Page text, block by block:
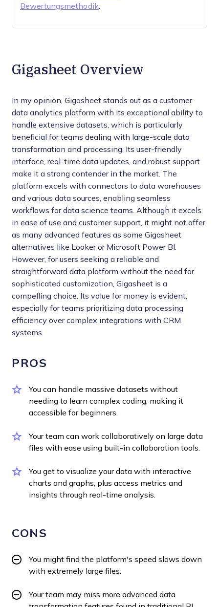
Bewertungsmethodik
Gigasheet Overview
In my opinion, Gigasheet stands out as a customer
data analytics platform with its exceptional ability to
handle extensive datasets, which is particularly
beneficial for teams dealing with large-scale data
transformation and processing. Its user-friendly
interface, real-time data updates, and robust support
make it a strong contender in the market. The
platform excels with connectors to data warehouses
and various data sources, enabling seamless
workflows for data science teams. Although it excels
in ease of use and customer support, it might not offer
as many advanced features as some Gigasheet
alternatives like Looker or Microsoft Power BI.
However, for users seeking a reliable and
straightforward data platform without the need for
sophisticated customization, Gigasheet is a
compelling choice. Its value for money is evident,
especially for teams prioritizing data processing
efficiency over complex integrations with CRM
systems.
PROS
You can handle massive datasets without
needing to learn complex coding, making it
accessible for beginners.
Your team can work collaboratively on large data
files with ease using built-in collaboration tools.
You get to visualize your data with interactive
charts and graphs, plus access metrics and
insights through real-time analysis.
CONS
You might find the platform's speed slows down
with extremely large files.
Your team may miss more advanced data